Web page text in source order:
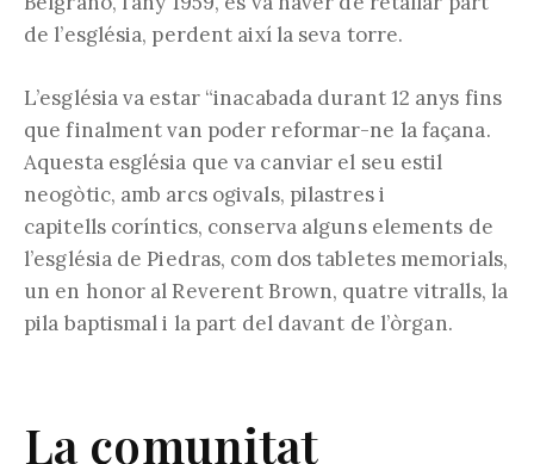
de l’església, perdent així la seva torre.
L’església va estar “inacabada durant 12 anys fins
que finalment van poder reformar-ne la façana.
Aquesta església que va canviar el seu estil
neogòtic, amb arcs ogivals, pilastres i
capitells coríntics, conserva alguns elements de
l’església de Piedras, com dos tabletes memorials,
un en honor al Reverent Brown, quatre vitralls, la
pila baptismal i la part del davant de l’òrgan.
La comunitat